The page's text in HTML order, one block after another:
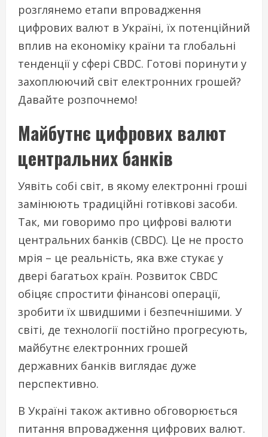
розглянемо етапи впровадження
цифрових валют в Україні, їх потенційний
вплив на економіку країни та глобальні
тенденції у сфері CBDC. Готові поринути у
захоплюючий світ електронних грошей?
Давайте розпочнемо!
Майбутнє цифрових валют
центральних банків
Уявіть собі світ, в якому електронні гроші
замінюють традиційні готівкові засоби.
Так, ми говоримо про цифрові валюти
центральних банків (CBDC). Це не просто
мрія – це реальність, яка вже стукає у
двері багатьох країн. Розвиток CBDC
обіцяє спростити фінансові операції,
зробити їх швидшими і безпечнішими. У
світі, де технології постійно прогресують,
майбутнє електронних грошей
державних банків виглядає дуже
перспективно.
В Україні також активно обговорюється
питання впровадження цифрових валют.